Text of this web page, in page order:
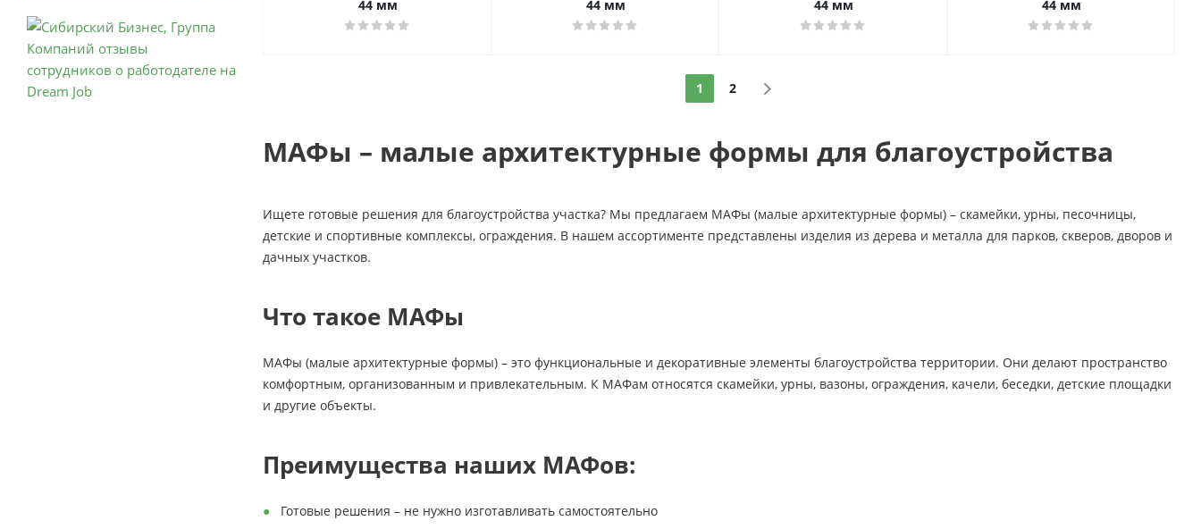
44 мм
44 мм
44 мм
44 мм
1 2
МАФы – малые архитектурные формы для благоустройства
Ищете готовые решения для благоустройства участка? Мы предлагаем МАФы (малые архитектурные формы) – скамейки, урны, песочницы,
детские и спортивные комплексы, ограждения. В нашем ассортименте представлены изделия из дерева и металла для парков, скверов, дворов и
дачных участков.
Что такое МАФы
МАФы (малые архитектурные формы) – это функциональные и декоративные элементы благоустройства территории. Они делают пространство
комфортным, организованным и привлекательным. К МАФам относятся скамейки, урны, вазоны, ограждения, качели, беседки, детские площадки
и другие объекты.
Преимущества наших МАФов:
Готовые решения – не нужно изготавливать самостоятельно